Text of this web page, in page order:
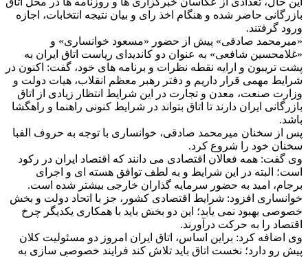
بازرگانی حاضر شده و هنگام اخذ رای و بیان نتیجه انتخابات، اجازه
ورود گرفتند.
«میرمحمد صادقی» پیش از حضور «مسعود خوانساری» و
«غلامحسین شافعی» به عنوان دو کاندیدای ریاست اتاق ایران به
پشت تریبون و ارایه نقطه نظرات و برنامه های خود، گفت: اکنون در
شرایط مهمی قرار داریم و دفتر رهبر معظم انقلاب، هیات دولت و
وزارت صنعت، معدن و تجارت در این شرایط انتظار زیادی از اتاق
بازرگانی ایران دارند تا اتاق بتواند در شرایط کنونی راهنما و راهگشا
باشد.
پس از سخنان میرمحمد صادقی، خوانساری با توجه به حروف الفبا
سخنان خود را شروع کرد.
وی گفت: همه فعالان اقتصادی می دانند که اقتصاد ایران در رکود
است؛ البته در این شرایط و به لطف توافق هسته ای و اجرای
برجام، امید به حضور سرمایه گذاران خارجی بیشتر شده است.
خوانساری افزود: شرایط اقتصادی کشور، جز با اتحاد دولت و بخش
خصوصی بهبود نمی یابد؛ این دو بخش باید با همکاری یکدیگر چرخ
اقتصاد را به حرکت درآورند.
وی اضافه کرد: براین اساس، اتاق ایران امروز دو مسئولیت کلان
پیش رو دارد؛ نخست اتاق باید تلاش کند فرایند خصوصی سازی به